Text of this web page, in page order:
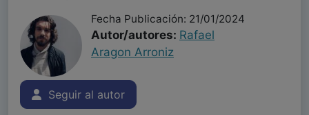
Fecha Publicación: 21/01/2024
Autor/autores: Rafael
Aragon Arroniz
Seguir al autor